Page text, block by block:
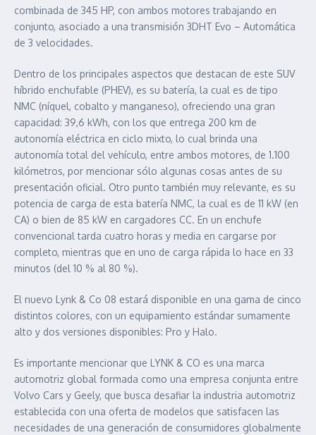
combinada de 345 HP, con ambos motores trabajando en
conjunto, asociado a una transmisión 3DHT Evo – Automática
de 3 velocidades.
Dentro de los principales aspectos que destacan de este SUV
híbrido enchufable (PHEV), es su batería, la cual es de tipo
NMC (níquel, cobalto y manganeso), ofreciendo una gran
capacidad: 39,6 kWh, con los que entrega 200 km de
autonomía eléctrica en ciclo mixto, lo cual brinda una
autonomía total del vehículo, entre ambos motores, de 1.100
kilómetros, por mencionar sólo algunas cosas antes de su
presentación oficial. Otro punto también muy relevante, es su
potencia de carga de esta batería NMC, la cual es de 11 kW (en
CA) o bien de 85 kW en cargadores CC. En un enchufe
convencional tarda cuatro horas y media en cargarse por
completo, mientras que en uno de carga rápida lo hace en 33
minutos (del 10 % al 80 %).
El nuevo Lynk & Co 08 estará disponible en una gama de cinco
distintos colores, con un equipamiento estándar sumamente
alto y dos versiones disponibles: Pro y Halo.
Es importante mencionar que LYNK & CO es una marca
automotriz global formada como una empresa conjunta entre
Volvo Cars y Geely, que busca desafiar la industria automotriz
establecida con una oferta de modelos que satisfacen las
necesidades de una generación de consumidores globalmente